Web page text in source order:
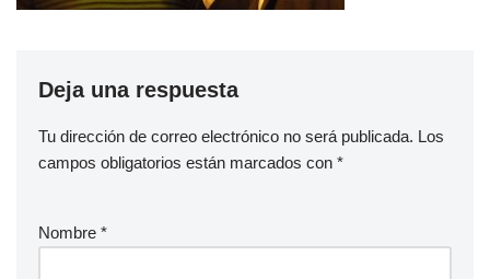
Deja una respuesta
Tu dirección de correo electrónico no será publicada. Los
campos obligatorios están marcados con *
Nombre *